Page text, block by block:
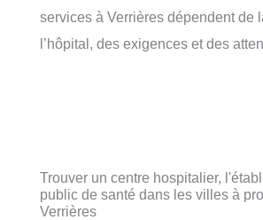
services à Verrières dépendent de
l’hôpital, des exigences et des
Trouver un centre hospitalier,
public de santé dans les villes à
Verrières